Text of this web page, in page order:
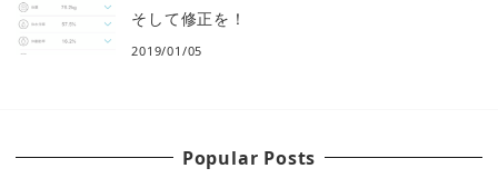
そして修正を！
2019/01/05
Popular Posts